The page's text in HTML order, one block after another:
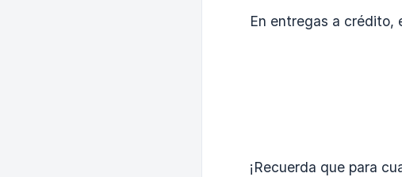
En entregas a crédito,
¡Recuerda que para